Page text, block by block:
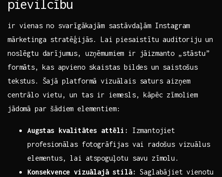
pievilcību
ir vienas ⁤no svarīgākajām sastāvdaļām Instagram
mārketinga⁣ stratēģijās.⁣ Lai piesaistītu ⁢auditoriju ⁤un
noslēgtu darījumus, uzņēmumiem ir jāizmanto „stāstu”
formāts,⁢ kas apvieno skaistas bildes un saistošus
tekstus. Šajā platformā vizuālais saturs aizņem
centrālo vietu, un tas ​ir iemesls, ⁣kāpēc zīmoliem
jādomā ‌par šādiem elementiem:
Augstas kvalitātes attēli:
Izmantojiet
profesionālas fotogrāfijas vai radošus vizuālus
elementus, lai atspoguļotu​ savu ​zīmolu.
Konsekvence vizuālajā stilā: Saglabājiet vienotu